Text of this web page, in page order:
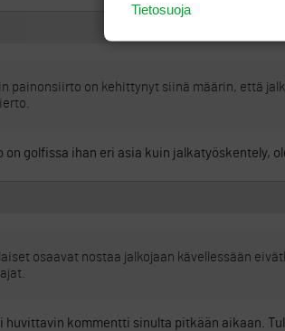
painonsiirto on kehittynyt siinä määrin, että
on golfissa ihan eri asia kuin jalkatyöskentely,
osaavat nostaa jalkojaan kävellessään
huvittavin kommentti sinulta pitkään aikaan.
Tietosuoja